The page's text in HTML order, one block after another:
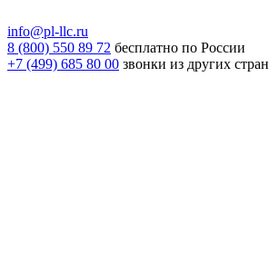
info@pl-llc.ru
8 (800) 550 89 72 бесплатно по России
+7 (499) 685 80 00 звонки из других стран